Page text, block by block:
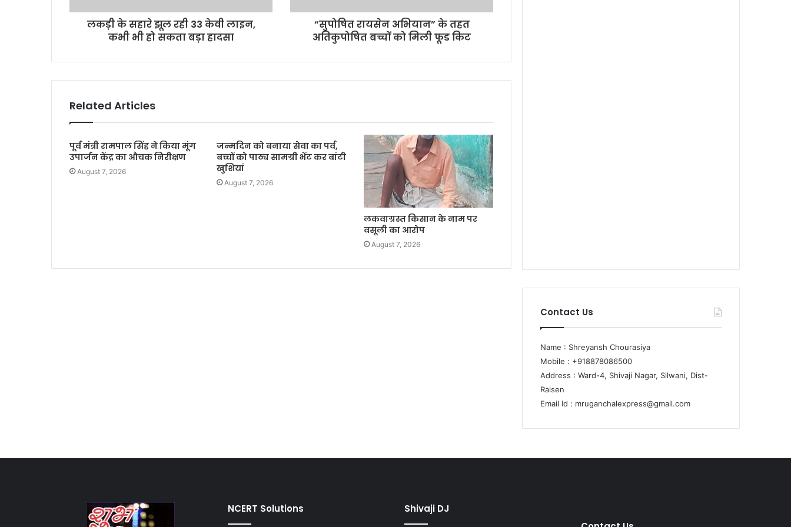
लकड़ी के सहारे झूल रही 33 केवी लाइन,
कभी भी हो सकता बड़ा हादसा
“सुपोषित रायसेन अभियान” के तहत
अतिकुपोषित बच्चों को मिली फूड किट
Related Articles
पूर्व मंत्री रामपाल सिंह ने किया मूंग
उपार्जन केंद्र का औचक निरीक्षण
August 7, 2026
जन्मदिन को बनाया सेवा का पर्व,
बच्चों को पाठ्य सामग्री भेंट कर बांटी
खुशियां
August 7, 2026
लकवाग्रस्त किसान के नाम पर
वसूली का आरोप
August 7, 2026
Contact Us
Name : Shreyansh Chourasiya
Mobile : +918878086500
Address : Ward-4, Shivaji Nagar, Silwani, Dist-
Raisen
Email Id : mruganchalexpress@gmail.com
NCERT Solutions
Shivaji DJ